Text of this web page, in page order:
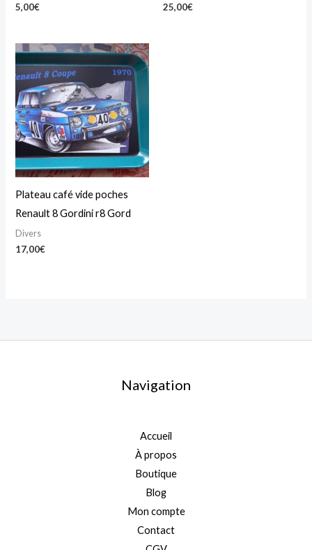
5,00€ 25,00€
Plateau café vide poches
Renault 8 Gordini r8 Gord
Divers
17,00€
Navigation
Accueil
À propos
Boutique
Blog
Mon compte
Contact